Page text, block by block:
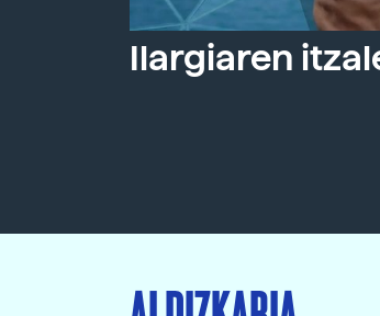
Ilargiaren